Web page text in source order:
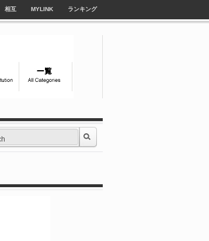
相互 MYLINK ランキング